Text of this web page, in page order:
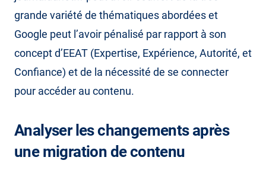
grande variété de thématiques abordées et
Google peut l’avoir pénalisé par rapport à son
concept d’EEAT (Expertise, Expérience, Autorité, et
Confiance) et de la nécessité de se connecter
pour accéder au contenu.
Analyser les changements après
une migration de contenu